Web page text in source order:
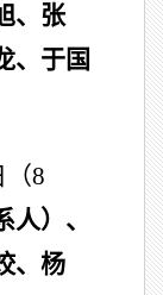
、张
、于国
（8
）、
、杨